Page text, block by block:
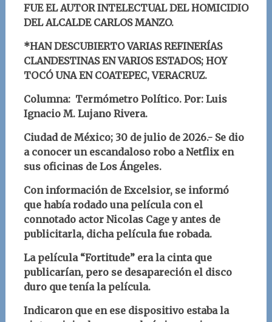
FUE EL AUTOR INTELECTUAL DEL HOMICIDIO
DEL ALCALDE CARLOS MANZO.
*HAN DESCUBIERTO VARIAS REFINERÍAS
CLANDESTINAS EN VARIOS ESTADOS; HOY
TOCÓ UNA EN COATEPEC, VERACRUZ.
Columna: Termómetro Político. Por: Luis
Ignacio M. Lujano Rivera.
Ciudad de México; 30de juliode 2026.- Se dio
a conocer un escandaloso robo a Netflix en
sus oficinas de Los Ángeles.
Con información de Excelsior, se informó
que había rodado una película con el
connotado actor Nicolas Cage y antes de
publicitarla, dicha película fue robada.
La película “Fortitude” era la cinta que
publicarían, pero se desapareción el disco
duro que tenía la película.
Indicaron que en ese dispositivo estaba la